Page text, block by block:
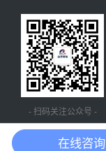
- 扫码关注公众号 -
在线咨询